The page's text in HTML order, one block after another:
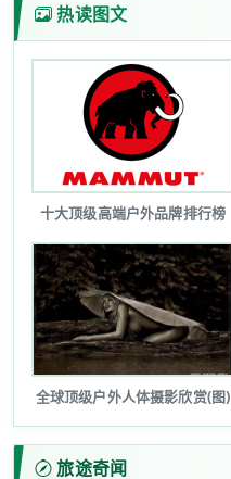
热读图文
十大顶级高端户外品牌排行榜
全球顶级户外人体摄影欣赏(图)
旅途奇闻